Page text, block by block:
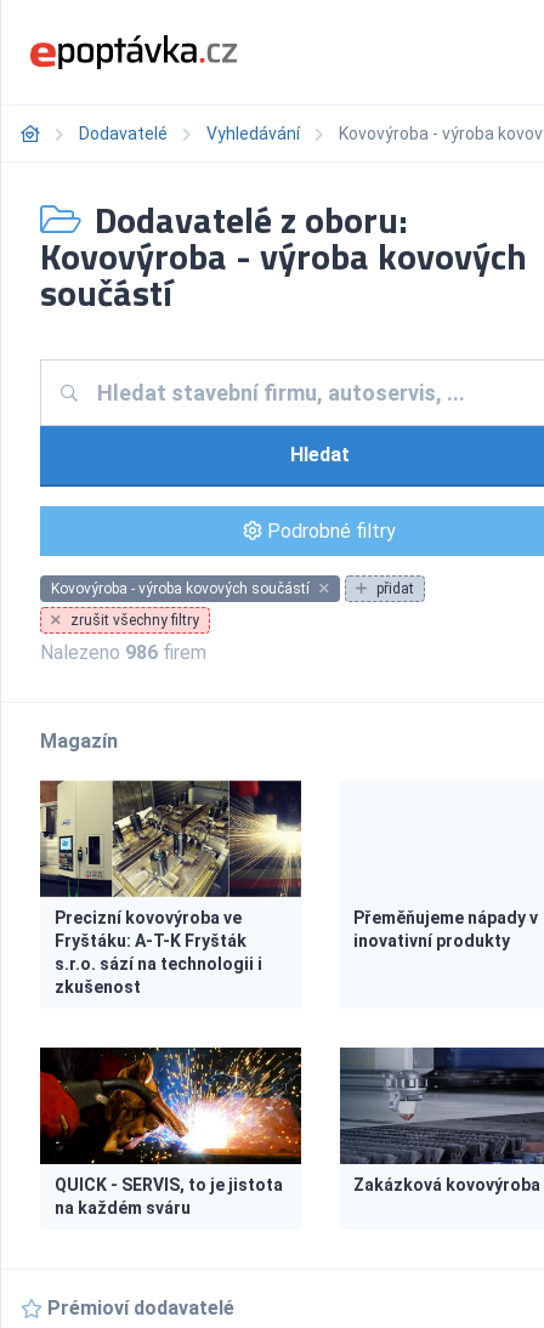
Dodavatelé Vyhledávání Kovovýroba - výroba
Dodavatelé z oboru:
Kovovýroba - výroba kovových
součástí
Hledat
Podrobné filtry
Kovovýroba - výroba kovových součástí
přidat
zrušit všechny filtry
Nalezeno 986 firem
Magazín
Precizní kovovýroba ve
Fryštáku: A-T-K Fryšták
s.r.o. sází na technologii i
zkušenost
Přeměňujeme nápady v
inovativní produkty
QUICK - SERVIS, to je jistota
na každém sváru
Zakázková kovovýroba
Prémioví dodavatelé